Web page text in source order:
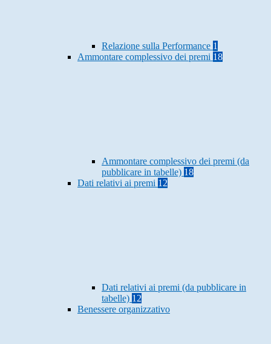
Relazione sulla Performance 1
Ammontare complessivo dei premi 18
Ammontare complessivo dei premi (da
pubblicare in tabelle) 18
Dati relativi ai premi 12
Dati relativi ai premi (da pubblicare in
tabelle) 12
Benessere organizzativo